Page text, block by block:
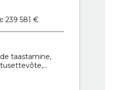
239 581 €
taastamine,